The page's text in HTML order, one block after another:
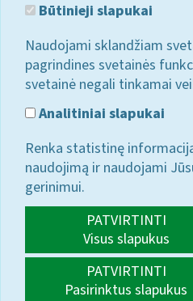
Būtinieji slapukai
Naudojami sklandžiam
pagrindines svetainės
svetainė negali tinkamai
Analitiniai slapukai
Renka statistinę
naudojimą ir naudojami
gerinimui.
PATVIRTINTI
Visus slapukus
PATVIRTINTI
Pasirinktus slapukus